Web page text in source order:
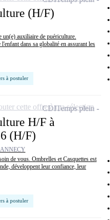
(H/F)
un(e) auxiliaire de puériculture.
dans sa globalité en assurant les
à postuler
H/F à
(H/F)
de vous. Ombrelles et Casquettes est
développent leur confiance, leur
à postuler
CDITemps plein
cette offre à ma sélection